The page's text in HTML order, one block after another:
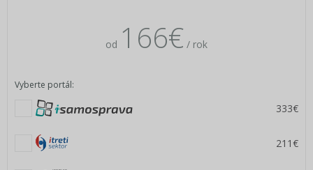
od 166€ / rok
Vyberte portál:
333€
211€